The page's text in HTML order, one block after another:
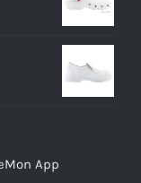
App